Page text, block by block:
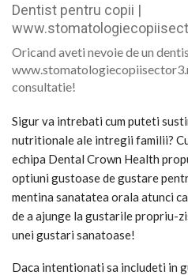
Dentist pentru copii |
Oricand aveti nevoie de un
consultatie!
Sigur va intrebati cum puteti
nutritionale ale intregii familii?
echipa Dental Crown Health
optiuni gustoase de gustare
mentina sanatatea orala atunci
de a ajunge la gustarile propriu-
unei gustari sanatoase!
Daca intentionati sa includeti in